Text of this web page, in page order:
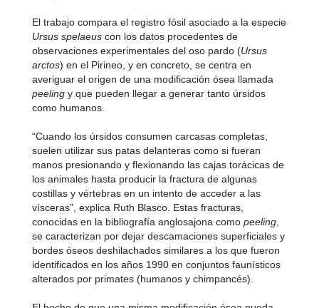
El trabajo compara el registro fósil asociado a la especie
Ursus spelaeuscon los datos procedentes de
observaciones experimentales del oso pardo (Ursus
arctos) en el Pirineo, y en concreto, se centra en
averiguar el origen de una modificación ósea llamada
peelingy que pueden llegar a generar tanto úrsidos
como humanos.
“Cuando los úrsidos consumen carcasas completas,
suelen utilizar sus patas delanteras como si fueran
manos presionando y flexionando las cajas torácicas de
los animales hasta producir la fractura de algunas
costillas y vértebras en un intento de acceder a las
vísceras”, explica Ruth Blasco. Estas fracturas,
conocidas en la bibliografía anglosajona como peeling,
se caracterizan por dejar descamaciones superficiales y
bordes óseos deshilachados similares a los que fueron
identificados en los años 1990 en conjuntos faunísticos
alterados por primates (humanos y chimpancés).